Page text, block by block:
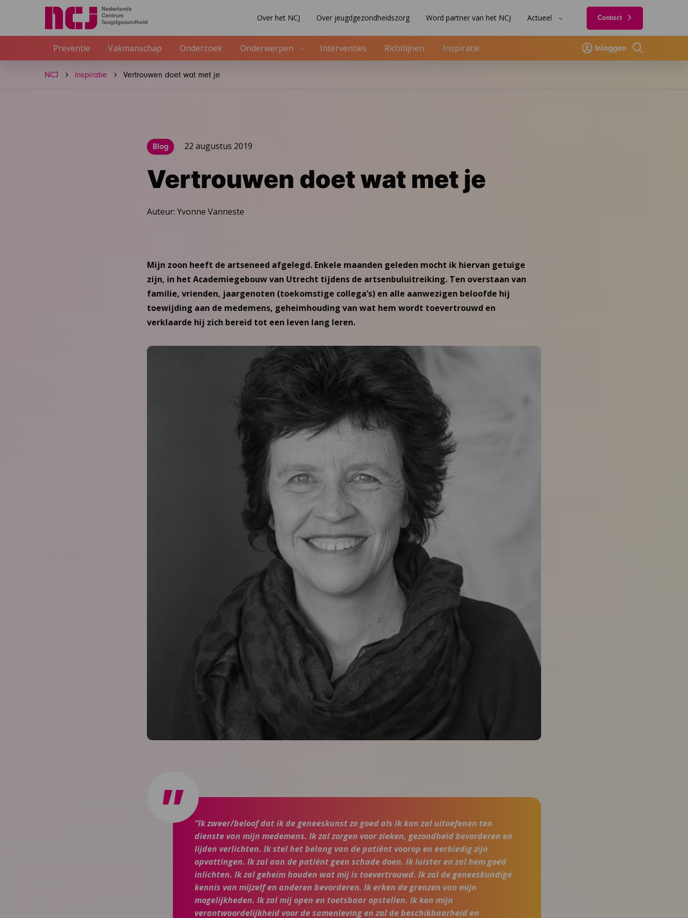
Over het NCJ Over jeugdgezondheidszorg Word partner van het NCJ Actueel Contact
Preventie Vakmanschap Onderzoek Onderwerpen Interventies Richtlijnen Inspiratie Inloggen
Zoeken
NCJ Inspiratie Vertrouwen doet wat met je
Blog 22 augustus 2019
Vertrouwen doet wat met je
Auteur: Yvonne Vanneste
Mijn zoon heeft de artseneed afgelegd. Enkele maanden geleden mocht ik hiervan getuige
zijn, in het Academiegebouw van Utrecht tijdens de artsenbuluitreiking. Ten overstaan van
familie, vrienden, jaargenoten (toekomstige collega’s) en alle aanwezigen beloofde hij
toewijding aan de medemens, geheimhouding van wat hem wordt toevertrouwd en
verklaarde hij zich bereid tot een leven lang leren.
“Ik zweer/beloof dat ik de geneeskunst zo goed als ik kan zal uitoefenen ten
dienste van mijn medemens. Ik zal zorgen voor zieken, gezondheid bevorderen en
lijden verlichten. Ik stel het belang van de patiënt voorop en eerbiedig zijn
opvattingen. Ik zal aan de patiënt geen schade doen. Ik luister en zal hem goed
inlichten. Ik zal geheim houden wat mij is toevertrouwd. Ik zal de geneeskundige
kennis van mijzelf en anderen bevorderen. Ik erken de grenzen van mijn
mogelijkheden. Ik zal mij open en toetsbaar opstellen. Ik ken mijn
verantwoordelijkheid voor de samenleving en zal de beschikbaarheid en